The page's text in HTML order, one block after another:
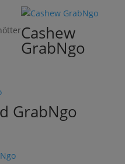
Cashew
GrabNgo
GrabNgo